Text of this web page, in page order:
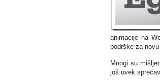
animacije na
podrške za
Mnogi su
još uvek